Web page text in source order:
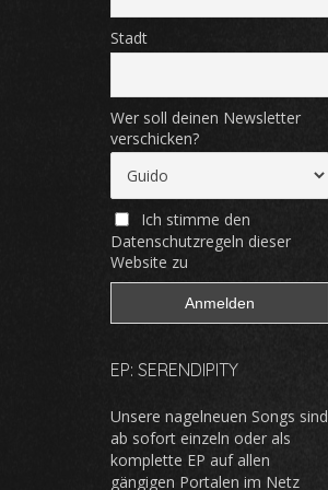
Stadt
Wer soll deinen Newsletter
verschicken?
Ich stimme den
Datenschutzregeln dieser
Website zu
EP: SERENDIPITY
Unsere nagelneuen Songs sind
ab sofort einzeln oder als
komplette EP auf allen
gängigen Portalen im Netz